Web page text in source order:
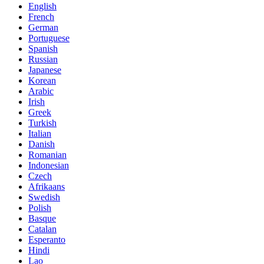
English
French
German
Portuguese
Spanish
Russian
Japanese
Korean
Arabic
Irish
Greek
Turkish
Italian
Danish
Romanian
Indonesian
Czech
Afrikaans
Swedish
Polish
Basque
Catalan
Esperanto
Hindi
Lao